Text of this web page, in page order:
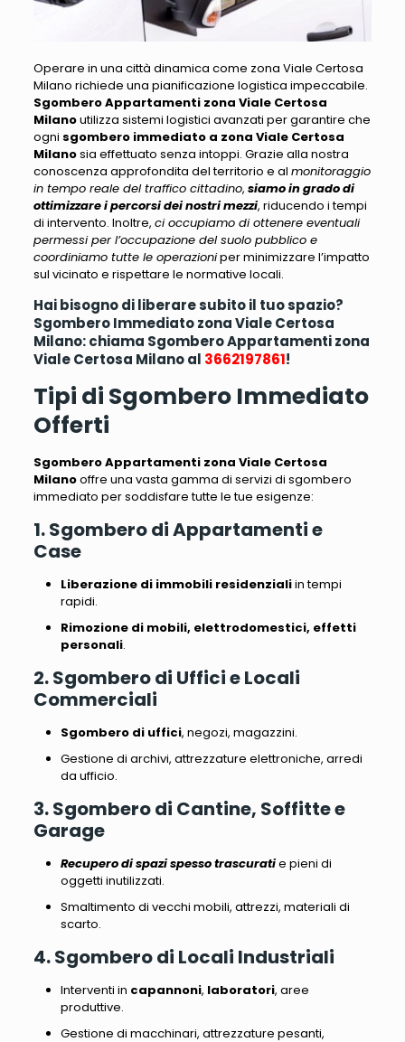
Operare in una città dinamica come zona Viale Certosa
Milano richiede una pianificazione logistica impeccabile.
Sgombero Appartamenti zona Viale Certosa
Milanoutilizza sistemi logistici avanzati per garantire che
ogni sgombero immediato a zona Viale Certosa
Milanosia effettuato senza intoppi. Grazie alla nostra
conoscenza approfondita del territorio e al monitoraggio
in tempo reale del traffico cittadino, siamo in grado di
ottimizzare i percorsi dei nostri mezzi, riducendo i tempi
di intervento. Inoltre, ci occupiamo di ottenere eventuali
permessi per l’occupazione del suolo pubblico e
coordiniamo tutte le operazioniper minimizzare l’impatto
sul vicinato e rispettare le normative locali.
Hai bisogno di liberare subito il tuo spazio?
Sgombero Immediato zona Viale Certosa
Milano: chiama Sgombero Appartamenti zona
Viale Certosa Milano al 3662197861!
Tipi di Sgombero Immediato
Offerti
Sgombero Appartamenti zona Viale Certosa
Milanooffre una vasta gamma di servizi di sgombero
immediato per soddisfare tutte le tue esigenze:
1. Sgombero di Appartamenti e
Case
Liberazione di immobili residenzialiin tempi
rapidi.
Rimozione di mobili, elettrodomestici, effetti
personali.
2. Sgombero di Uffici e Locali
Commerciali
Sgombero di uffici, negozi, magazzini.
Gestione di archivi, attrezzature elettroniche, arredi
da ufficio.
3. Sgombero di Cantine, Soffitte e
Garage
Recupero di spazi spesso trascuratie pieni di
oggetti inutilizzati.
Smaltimento di vecchi mobili, attrezzi, materiali di
scarto.
4. Sgombero di Locali Industriali
Interventi in capannoni, laboratori, aree
produttive.
Gestione di macchinari, attrezzature pesanti,